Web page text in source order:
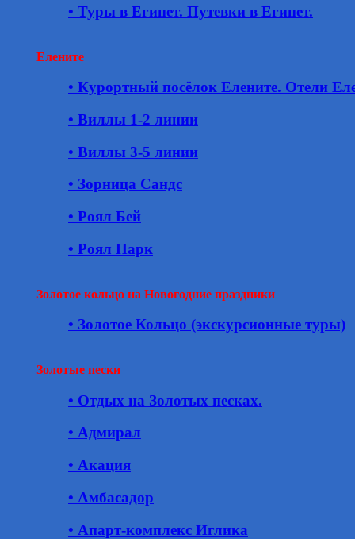
• Туры в Египет. Путевки в Египет.
Елените
• Курортный посёлок Елените. Отели
• Виллы 1-2 линии
• Виллы 3-5 линии
• Зорница Сандс
• Роял Бей
• Роял Парк
Золотое кольцо на Новогодние праздники
• Золотое Кольцо (экскурсионные туры)
Золотые пески
• Отдых на Золотых песках.
• Адмирал
• Акация
• Амбасадор
• Апарт-комплекс Иглика